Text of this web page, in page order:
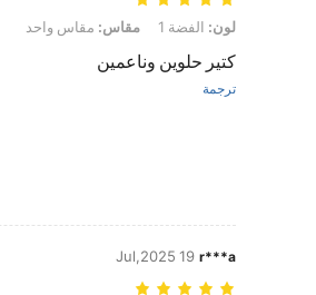
لون: الفضة 1, مقاس: مقاس واحد
لون: الفضة 1 مقاس: مقاس واحد
كتير حلوين وناعمين
ترجمة
r***a
19 Jul,2025